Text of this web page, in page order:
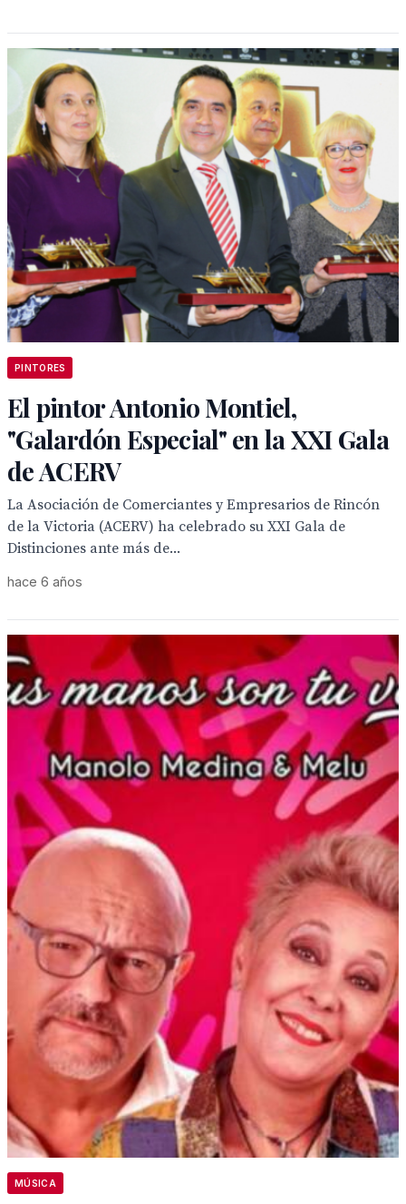
PINTORES
El pintor Antonio Montiel,
"Galardón Especial" en la XXI Gala
de ACERV
La Asociación de Comerciantes y Empresarios de Rincón
de la Victoria (ACERV) ha celebrado su XXI Gala de
Distinciones ante más de...
hace 6 años
MÚSICA